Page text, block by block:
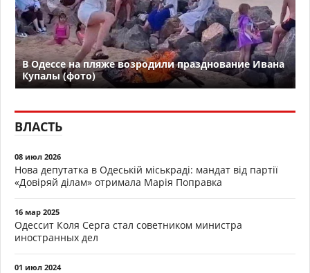
В Одессе на пляже возродили празднование Ивана
Купалы (фото)
ВЛАСТЬ
08 июл 2026
Нова депутатка в Одеській міськраді: мандат від партії
«Довіряй ділам» отримала Марія Поправка
16 мар 2025
Одессит Коля Серга стал советником министра
иностранных дел
01 июл 2024